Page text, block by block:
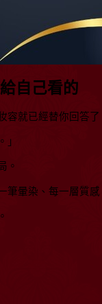
自己看的
容就已經替你回答了
」
。
筆暈染、每一層質感